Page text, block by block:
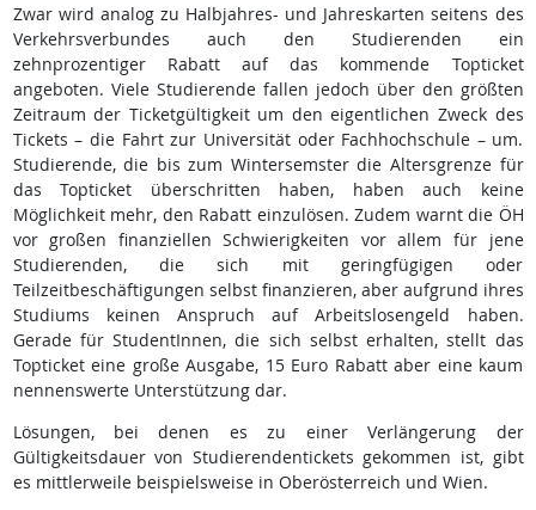
Zwar wird analog zu Halbjahres- und Jahreskarten seitens des
Verkehrsverbundes auch den Studierenden ein
zehnprozentiger Rabatt auf das kommende Topticket
angeboten. Viele Studierende fallen jedoch über den größten
Zeitraum der Ticketgültigkeit um den eigentlichen Zweck des
Tickets – die Fahrt zur Universität oder Fachhochschule – um.
Studierende, die bis zum Wintersemster die Altersgrenze für
das Topticket überschritten haben, haben auch keine
Möglichkeit mehr, den Rabatt einzulösen. Zudem warnt die ÖH
vor großen finanziellen Schwierigkeiten vor allem für jene
Studierenden, die sich mit geringfügigen oder
Teilzeitbeschäftigungen selbst finanzieren, aber aufgrund ihres
Studiums keinen Anspruch auf Arbeitslosengeld haben.
Gerade für StudentInnen, die sich selbst erhalten, stellt das
Topticket eine große Ausgabe, 15 Euro Rabatt aber eine kaum
nennenswerte Unterstützung dar.
Lösungen, bei denen es zu einer Verlängerung der
Gültigkeitsdauer von Studierendentickets gekommen ist, gibt
es mittlerweile beispielsweise in Oberösterreich und Wien.